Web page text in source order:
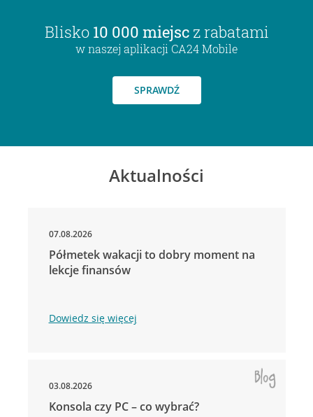
Blisko 10 000 miejsc z rabatami
w naszej aplikacji CA24 Mobile
SPRAWDŹ
Aktualności
07.08.2026
Półmetek wakacji to dobry moment na
lekcje finansów
Dowiedz się więcej
03.08.2026
Konsola czy PC – co wybrać?